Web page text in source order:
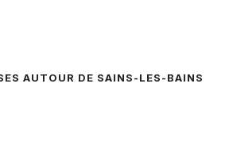
AUTOUR DE SAINS-LES-BAINS